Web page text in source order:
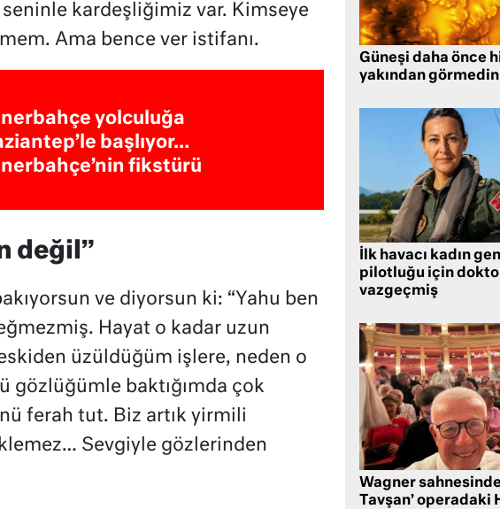
seninle kardeşliğimiz var. Kimseye
Ama bence ver istifanı.
yolculuğa
başlıyor…
fikstürü
değil”
ve diyorsun ki: “Yahu ben
Hayat o kadar uzun
üzüldüğüm işlere, neden o
gözlüğümle baktığımda çok
ferah tut. Biz artık yirmili
Sevgiyle gözlerinden
Güneşi daha önce
yakından
İlk havacı kadın
pilotluğu için
vazgeçmiş
Wagner
Tavşan’ operadaki